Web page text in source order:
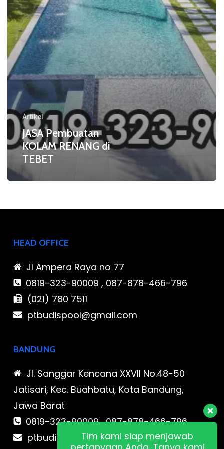
Artikel
JASA Pembuatan
KOLAM RENANG di
TEBET
HEAD OFFICE
Jl Ampera Raya no 77
0819-323-90009 , 087-878-466-796
(021) 780 7511
ptbudispool@gmail.com
BANDUNG
Jl. Sanggar Kencana XXVII No.48-50
Jatisari, Kec. Buahbatu, Kota Bandung,
Jawa Barat
0819-323-90009 , 087-878-466-796
ptbudispool@gmail.comTim kami siap menjawab